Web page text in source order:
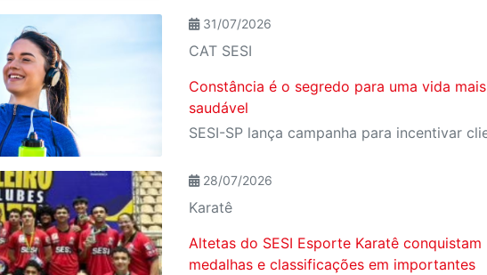
31/07/2026
CAT SESI
Constância é o segredo para uma vida mais
saudável
28/07/2026
Karatê
Altetas do SESI Esporte Karatê conquistam
medalhas e classificações em importantes